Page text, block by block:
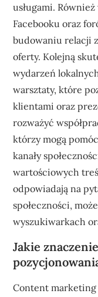
usługami.
Facebooku oraz
budowaniu relacji
oferty. Kolejną
wydarzeń
warsztaty, które
klientami oraz
rozważyć
którzy mogą
kanały
wartościowych
odpowiadają na
społeczności,
wyszukiwarkach
Jakie
Content